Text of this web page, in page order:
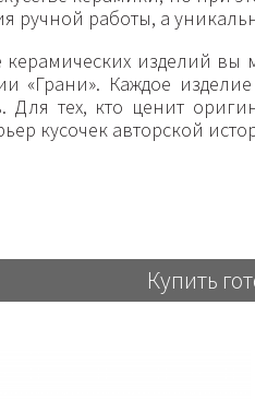
ручной работы, а
изделий вы
«Грани». Каждое
Для тех, кто ценит
кусочек авторской
Купить